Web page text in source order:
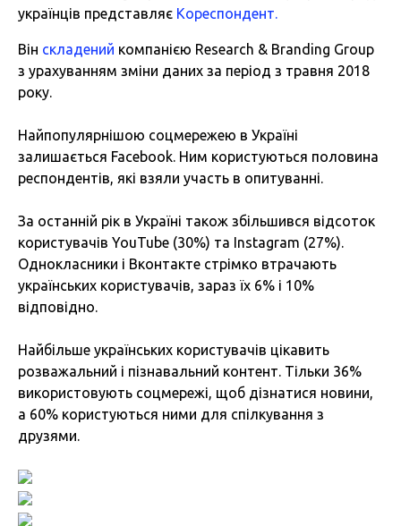
українців представляє Кореспондент.
Він складений компанією Research & Branding Group
з урахуванням зміни даних за період з травня 2018
року.
Найпопулярнішою соцмережею в Україні
залишається Facebook. Ним користуються половина
респондентів, які взяли участь в опитуванні.
За останній рік в Україні також збільшився відсоток
користувачів YouTube (30%) та Instagram (27%).
Однокласники і Вконтакте стрімко втрачають
українських користувачів, зараз їх 6% і 10%
відповідно.
Найбільше українських користувачів цікавить
розважальний і пізнавальний контент. Тільки 36%
використовують соцмережі, щоб дізнатися новини,
а 60% користуються ними для спілкування з
друзями.